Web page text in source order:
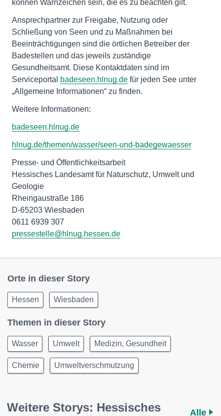
können Warnzeichen sein, die es zu beachten gilt.
Ansprechpartner zur Freigabe, Nutzung oder
Schließung von Seen und zu Maßnahmen bei
Beeinträchtigungen sind die örtlichen Betreiber der
Badestellen und das jeweils zuständige
Gesundheitsamt. Diese Kontaktdaten sind im
Serviceportal
badeseen.hlnug.de für jeden See unter
„Allgemeine Informationen“ zu finden.
Weitere Informationen:
badeseen.hlnug.de
hlnug.de/themen/wasser/seen-und-badegewaesser
Presse- und Öffentlichkeitsarbeit
Hessisches Landesamt für Naturschutz, Umwelt und
Geologie
Rheingaustraße 186
D-65203 Wiesbaden
pressestelle@hlnug.hessen.de
Orte in dieser Story
Hessen Wiesbaden
Themen in dieser Story
Wasser Umwelt Medizin, Gesundheit
Chemie Umweltverschmutzung
Weitere Storys: Hessisches
Alle